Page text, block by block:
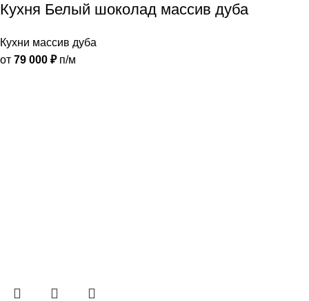
Кухня Белый шоколад массив дуба
Кухни массив дуба
от 79 000 ₽п/м